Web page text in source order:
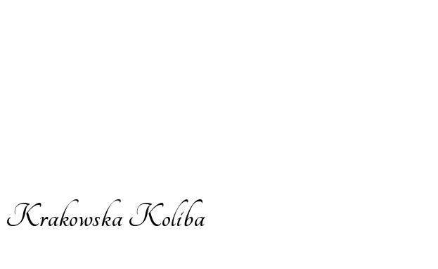
Krakowska Koliba